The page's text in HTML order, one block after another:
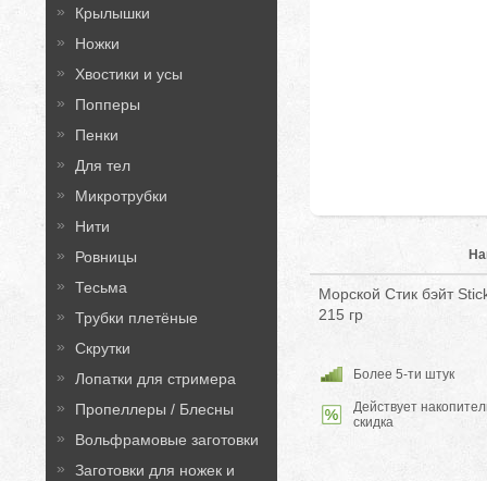
Крылышки
Ножки
Хвостики и усы
Попперы
Пенки
Для тел
Микротрубки
Нити
Ровницы
Тесьма
Трубки плетёные
Скрутки
Лопатки для стримера
Пропеллеры / Блесны
Вольфрамовые заготовки
Заготовки для ножек и
Морской Стик бэйт
215 гр
Более 5-ти штук
Действует
скидка